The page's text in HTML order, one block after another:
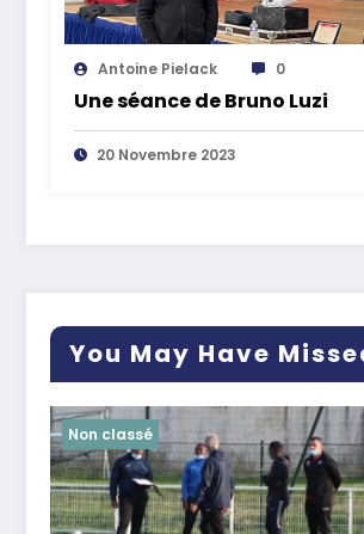
Antoine Pielack 0
Une séance de Bruno Luzi
20 Novembre 2023
You May Have
Non classé